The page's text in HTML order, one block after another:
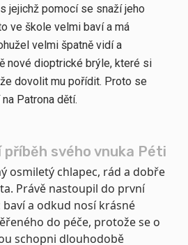
jejichž pomocí se snaží jeho
ve škole velmi baví a má
velmi špatně vidí a
nové dioptrické brýle, které si
dovolit mu pořídit. Proto se
Patrona dětí.
příběh svého vnuka Péti
osmiletý chlapec, rád a dobře
Právě nastoupil do první
a odkud nosí krásné
do péče, protože se o
schopni dlouhodobě